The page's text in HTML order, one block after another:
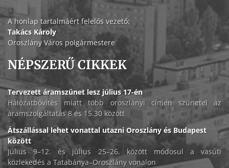
A honlap tartalmáért felelős vezető:
Takács Károly
Oroszlány Város polgármestere
NÉPSZERŰ CIKKEK
Tervezett áramszünet lesz július 17-én
Hálózatbővítés miatt több oroszlányi címen szünetel az
áramszolgáltatás 8 és 15.30 között
Átszállással lehet vonattal utazni Oroszlány és Budapest
között
Július 9–12. és július 25–26. között módosul a vasúti
közlekedés a Tatabánya–Oroszlány vonalon